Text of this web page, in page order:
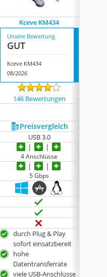
Kceve KM434
Unsere Bewertung
GUT
Kceve KM434
08/2026
146 Bewertungen
Preis­vergleich
USB 3.0
4 Anschlüsse
5 Gbps
durch Plug & Play
sofort einsatzbereit
hohe
Datentransferrate
viele USB-Anschlüsse